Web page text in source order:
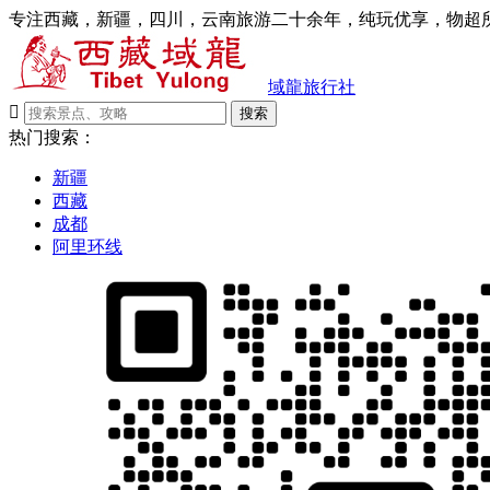
专注西藏，新疆，四川，云南旅游二十余年，纯玩优享，物超
域龍旅行社

搜索
热门搜索：
新疆
西藏
成都
阿里环线